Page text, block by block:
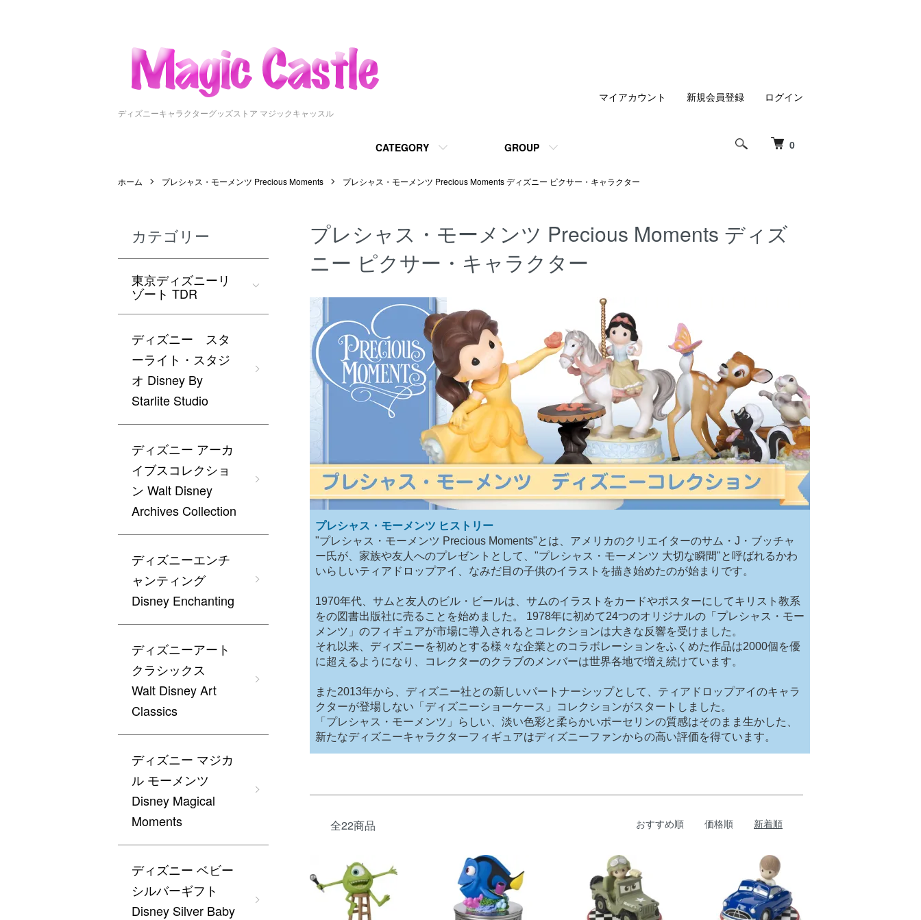
ディズニーキャラクターグッズストア マジックキャッスル
0
CATEGORY GROUP
マイアカウント 新規会員登録 ログイン
ホーム プレシャス・モーメンツ Precious Moments プレシャス・モーメンツ Precious Moments ディズニー ピクサー・キャラクター
プレシャス・モーメンツ Precious Moments ディズ
ニー ピクサー・キャラクター
プレシャス・モーメンツ ヒストリー
"プレシャス・モーメンツ Precious Moments"とは、アメリカのクリエイターのサム・J・ブッチャ
ー氏が、家族や友人へのプレゼントとして、"プレシャス・モーメンツ 大切な瞬間"と呼ばれるかわ
いらしいティアドロップアイ、なみだ目の子供のイラストを描き始めたのが始まりです。
1970年代、サムと友人のビル・ビールは、サムのイラストをカードやポスターにしてキリスト教系
をの図書出版社に売ることを始めました。 1978年に初めて24つのオリジナルの「プレシャス・モー
メンツ」のフィギュアが市場に導入されるとコレクションは大きな反響を受けました。
それ以来、ディズニーを初めとする様々な企業とのコラボレーションをふくめた作品は2000個を優
に超えるようになり、コレクターのクラブのメンバーは世界各地で増え続けています。
また2013年から、ディズニー社との新しいパートナーシップとして、ティアドロップアイのキャラ
クターが登場しない「ディズニーショーケース」コレクションがスタートしました。
「プレシャス・モーメンツ」らしい、淡い色彩と柔らかいポーセリンの質感はそのまま生かした、
新たなディズニーキャラクターフィギュアはディズニーファンからの高い評価を得ています。
全22商品 おすすめ順 価格順 新着順
カテゴリー
東京ディズニーリ
ゾート TDR
ディズニー スタ
ーライト・スタジ
オ Disney By
Starlite Studio
ディズニー アーカ
イブスコレクショ
ン Walt Disney
Archives Collection
ディズニーエンチ
ャンティング
Disney Enchanting
ディズニーアート
クラシックス
Walt Disney Art
Classics
ディズニー マジカ
ル モーメンツ
Disney Magical
Moments
ディズニー ベビー
シルバーギフト
Disney Silver Baby